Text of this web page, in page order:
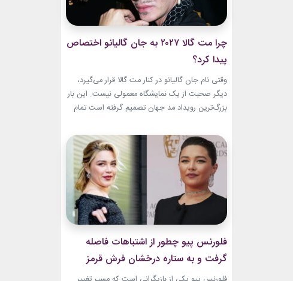
چرا مت گالا ۲۰۲۷ به جان گالیانو اختصاص
پیدا کرد؟
وقتی نام جان گالیانو در کنار مت گالا قرار می‌گیرد،
دیگر صحبت از یک نمایشگاه معمولی نیست. این بار
بزرگ‌ترین رویداد مد جهان تصمیم گرفته است تمام
طراحان تاریخ را به تصویر بکشد. نمایشگاه John
Galliano: Horizons که با عنوان «افق‌های جان
گالیانو» شناخته می‌شود، فقط مرور لباس‌های...
فلورنس پیو چطور از اشتباهات فاصله
گرفت و به ستاره درخشان فرش قرمز
تبدیل شد؟